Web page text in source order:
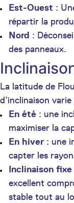
Est-Ouest :
répartir la
Nord :
des panneaux.
La latitude de
d’inclinaison
En été : une
maximiser la
En hiver : une
capter les
Inclinaison fixe
excellent
stable tout au